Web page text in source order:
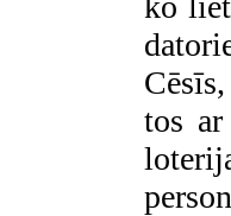
tos